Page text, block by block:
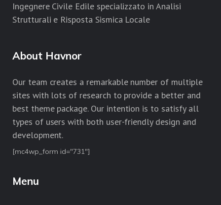
Ingegnere Civile Edile specializzato in Analisi
Strutturali e Risposta Sismica Locale
About Havnor
Our team creates a remarkable number of multiple
sites with lots of research to provide a better and
best theme package. Our intention is to satisfy all
types of users with both user-friendly design and
development.
[mc4wp_form id="731"]
Menu